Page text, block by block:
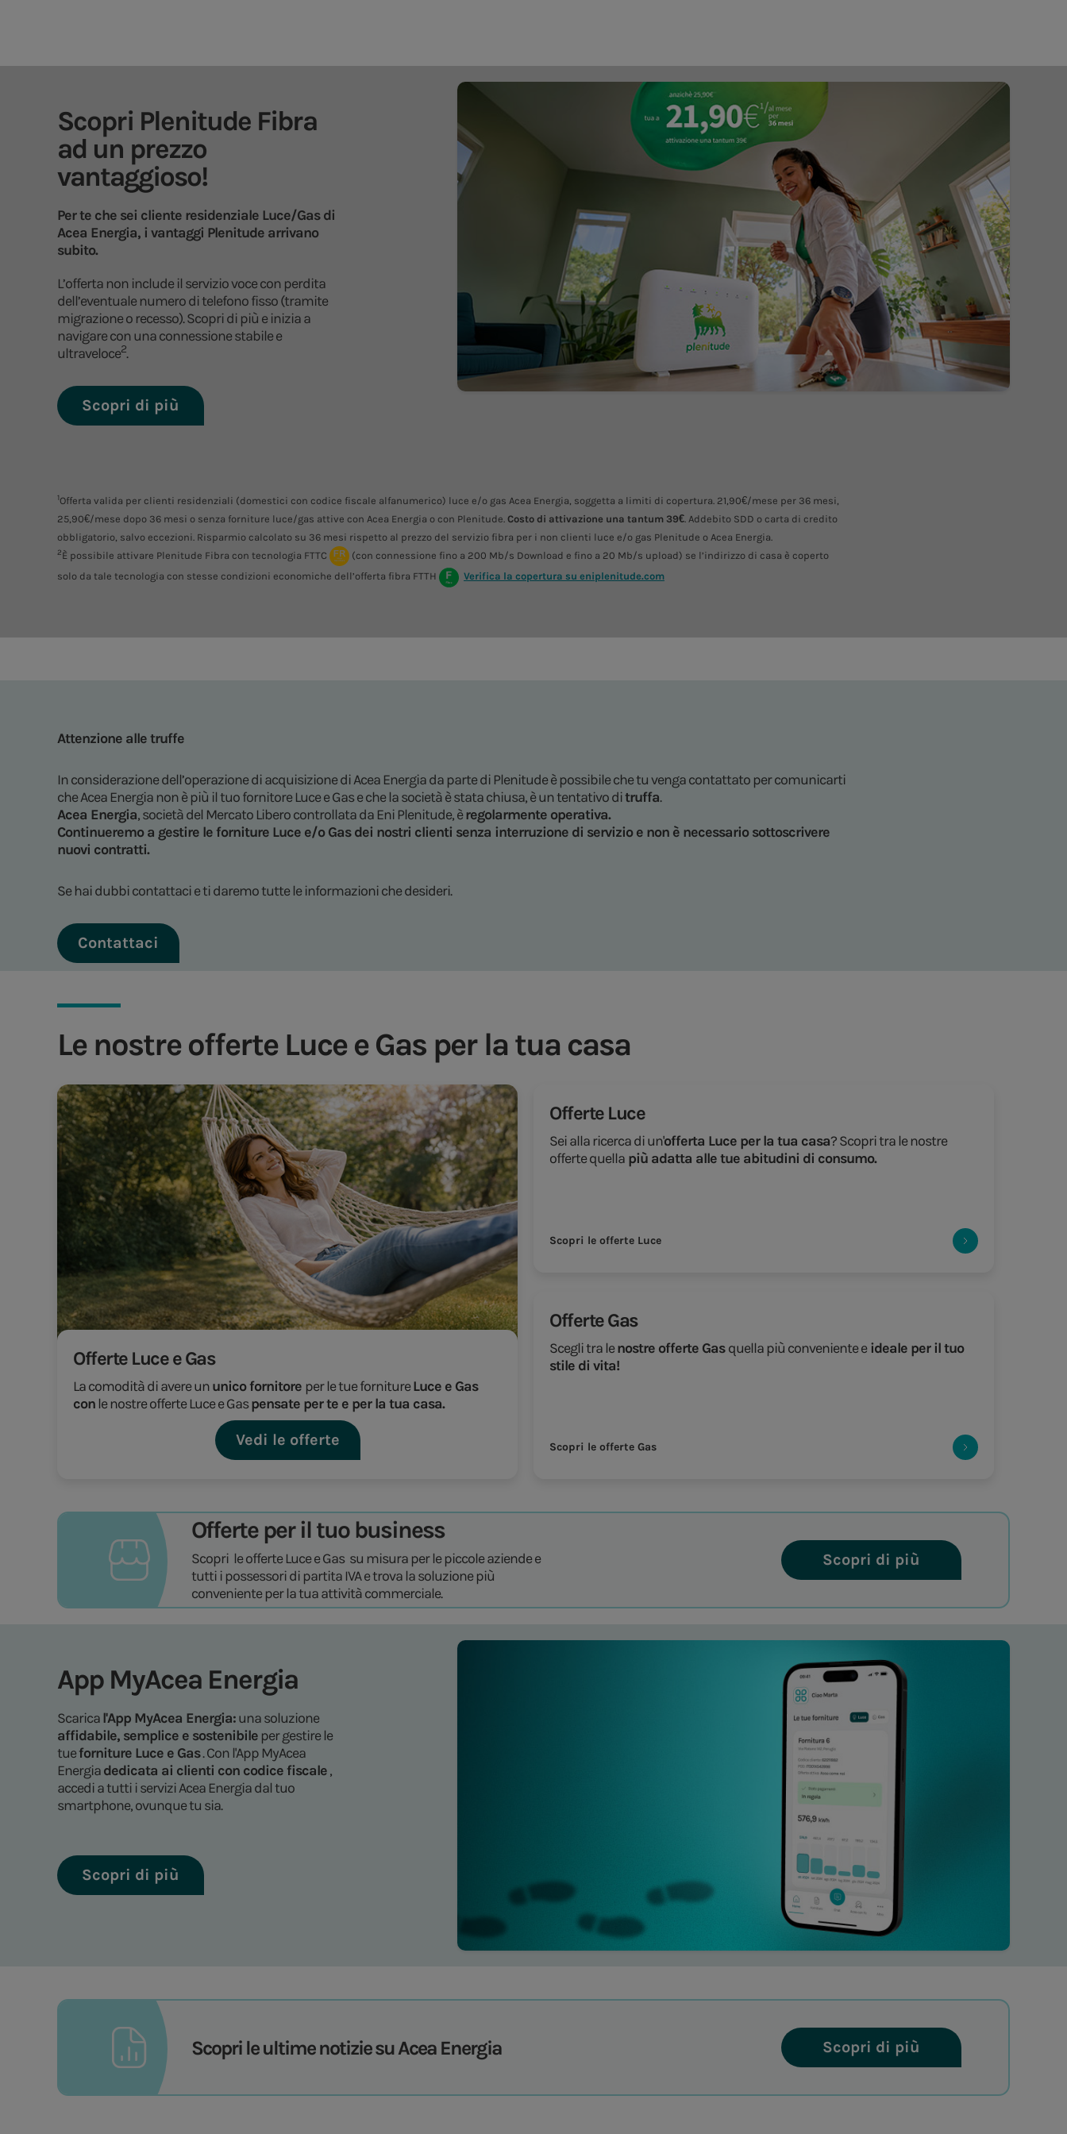
Scopri Plenitude Fibra
ad un prezzo
vantaggioso!
Per te che sei cliente residenziale Luce/Gas di
Acea Energia, i vantaggi Plenitude arrivano
subito.
L’offerta non include il servizio voce con perdita
dell’eventuale numero di telefono fisso (tramite
migrazione o recesso). Scopri di più e inizia a
navigare con una connessione stabile e
ultraveloce2.
Scopri di più
1Offerta valida per clienti residenziali (domestici con codice fiscale alfanumerico) luce e/o gas Acea Energia, soggetta a limiti di copertura. 21,90€/mese per 36 mesi,
25,90€/mese dopo 36 mesi o senza forniture luce/gas attive con Acea Energia o con Plenitude. Costo di attivazione una tantum 39€. Addebito SDD o carta di credito
obbligatorio, salvo eccezioni. Risparmio calcolato su 36 mesi rispetto al prezzo del servizio fibra per i non clienti luce e/o gas Plenitude o Acea Energia.
2È possibile attivare Plenitude Fibra con tecnologia FTTC
(con connessione fino a 200 Mb/s Download e fino a 20 Mb/s upload) se l’indirizzo di casa è coperto
solo da tale tecnologia con stesse condizioni economiche dell’offerta fibra FTTH
Verifica la copertura su eniplenitude.com
Attenzione alle truffe
In considerazione dell’operazione di acquisizione di Acea Energia da parte di Plenitude è possibile che tu venga contattato per comunicarti
che Acea Energia non è più il tuo fornitore Luce e Gas e che la società è stata chiusa, è un tentativo ditruffa.
Acea Energia, società del Mercato Libero controllata da Eni Plenitude, èregolarmente operativa.
Continueremo a gestire le forniture Luce e/o Gas dei nostri clienti senza interruzione di servizioe non è necessario sottoscrivere
nuovi contratti.
Se hai dubbi contattaci e ti daremo tutte le informazioni che desideri.
Contattaci
Le nostre offerte Luce e Gas per la tua casa
Offerte Luce e Gas
La comodità di avere ununico fornitore per le tue fornitureLuce e Gas
con le nostre offerte Luce e Gaspensate per te e per la tua casa.
Vedi le offerte
Offerte Luce
Sei alla ricerca di un'offerta Luce per la tua casa? Scopri tra le nostre
offerte quella più adatta alle tue abitudini di consumo.
Scopri le offerte Luce
Offerte Gas
Scegli tra lenostre offerte Gasquella più conveniente eideale per il tuo
stile di vita!
Scopri le offerte Gas
Offerte per il tuo business
Scopri le offerte Luce e Gas su misura per le piccole aziende e
tutti i possessori di partita IVA e trova la soluzione più
conveniente per la tua attività commerciale.
Scopri di più
App MyAcea Energia
Scarical'App MyAcea Energia:una soluzione
affidabile, semplice e sostenibile per gestire le
tueforniture Luce e Gas. Con l'App MyAcea
Energiadedicata ai clienti con codice fiscale,
accedi a tutti i servizi Acea Energia dal tuo
smartphone, ovunque tu sia.
Scopri di più
Scopri le ultime notizie su Acea Energia Scopri di più